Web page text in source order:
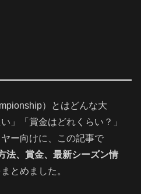
）とはどんな大
」「賞金はどれくらい？」
ー向けに、この記事で
法、賞金、最新シーズン情
とめました。